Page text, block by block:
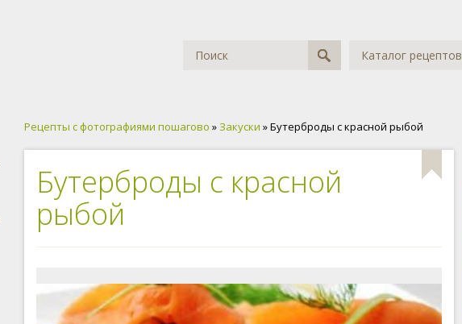
Каталог рецептов
Рецепты с фотографиями пошагово » Закуски » Бутерброды с красной рыбой
Бутерброды с красной
рыбой